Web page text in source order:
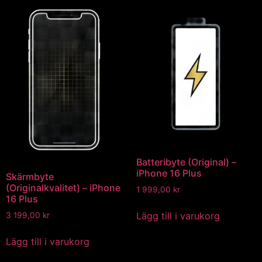
Skärmbyte
(Originalkvalitet) – iPhone
16 Plus
3 199,00 kr
Lägg till i varukorg
Batteribyte (Original) –
iPhone 16 Plus
1 999,00 kr
Lägg till i varukorg